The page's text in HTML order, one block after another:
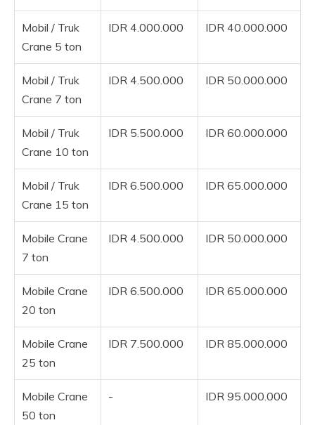
Mobil / Truk
Crane 5 ton
IDR 4.000.000 IDR 40.000.000
Mobil / Truk
Crane 7 ton
IDR 4.500.000 IDR 50.000.000
Mobil / Truk
Crane 10 ton
IDR 5.500.000 IDR 60.000.000
Mobil / Truk
Crane 15 ton
IDR 6.500.000 IDR 65.000.000
Mobile Crane
7 ton
IDR 4.500.000 IDR 50.000.000
Mobile Crane
20 ton
IDR 6.500.000 IDR 65.000.000
Mobile Crane
25 ton
IDR 7.500.000 IDR 85.000.000
Mobile Crane
50 ton
- IDR 95.000.000